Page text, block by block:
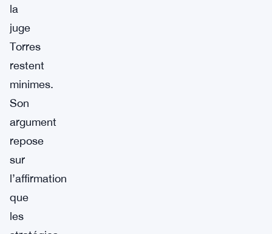
la
juge
Torres
restent
minimes.
Son
argument
repose
sur
l’affirmation
que
les